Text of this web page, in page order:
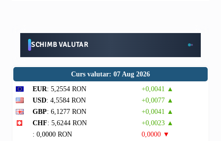
SCHIMB VALUTAR
Curs valutar: 07 Aug 2026
EUR: 5,2554 RON
+0,0041 ▲
USD: 4,5584 RON
+0,0077 ▲
GBP: 6,1277 RON
+0,0041 ▲
CHF: 5,6244 RON
+0,0023 ▲
: 0,0000 RON
0,0000 ▼